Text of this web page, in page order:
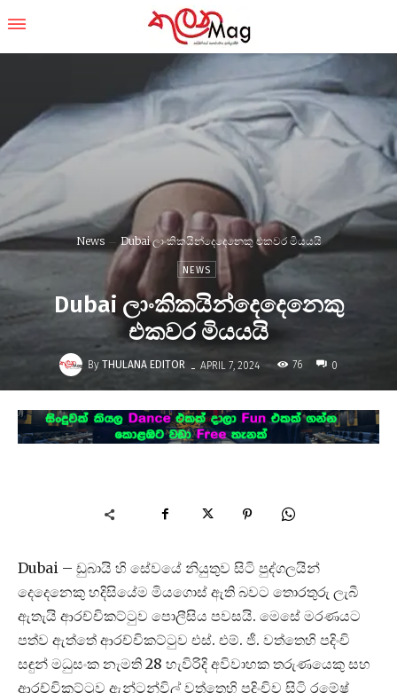
News Dubai ලාංකිකයින්දෙදෙනෙකු එකවර මියයයි
NEWS
Dubai ලාංකිකයින්දෙදෙනෙකු
එකවර මියයයි
By THULANA EDITOR - APRIL 7, 2024 76 0
Dubai – ඩුබායි හි සේවයේ නියුතුව සිටි පුද්ගලයින්
දෙදෙනෙකු හදිසියේම මියගොස් ඇති බවට තොරතුරු ලැබී
ඇතැයි ආරච්චිකට්ටුව පොලීසිය පවසයි. මෙසේ මරණයට
පත්ව ඇත්තේ ආරච්චිකට්ටුව එස්. එම්. ජී. වත්තෙහි පදිංචි
සඳුන් මධුසංක නැමති 28 හැවිරිදි අවිවාහක තරුණයෙකු සහ
ආරච්චිකට්ටුව ඇන්ටන්විල් වත්තෙහි පදිංචිව සිටි රමේෂ්